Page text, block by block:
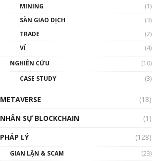
01:34:46
MINING
(1)
SÀN GIAO DỊCH
(3)
TRADE
(2)
VÍ
(4)
NGHIÊN CỨU
(10)
CASE STUDY
(3)
METAVERSE
(18)
NHÂN SỰ BLOCKCHAIN
(1)
PHÁP LÝ
(128)
GIAN LẬN & SCAM
(23)